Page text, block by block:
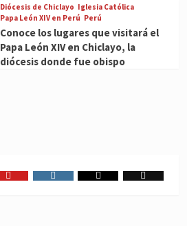
Diócesis de Chiclayo Iglesia Católica
Papa León XIV en Perú Perú
Conoce los lugares que visitará el
Papa León XIV en Chiclayo, la
diócesis donde fue obispo